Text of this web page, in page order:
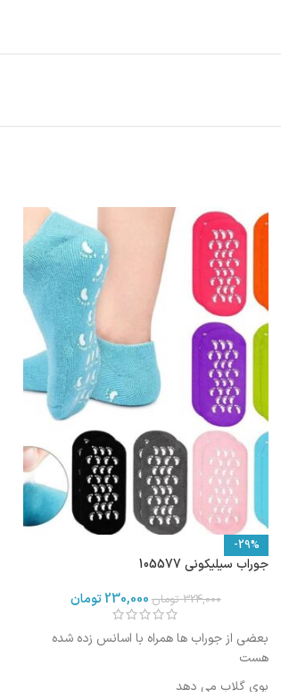
-29%
جوراب سیلیکونی 105577
324,000 تومان 230,000 تومان
بعضی از جوراب ها همراه با اسانس زده شده
هست
بوی گلاب می دهد